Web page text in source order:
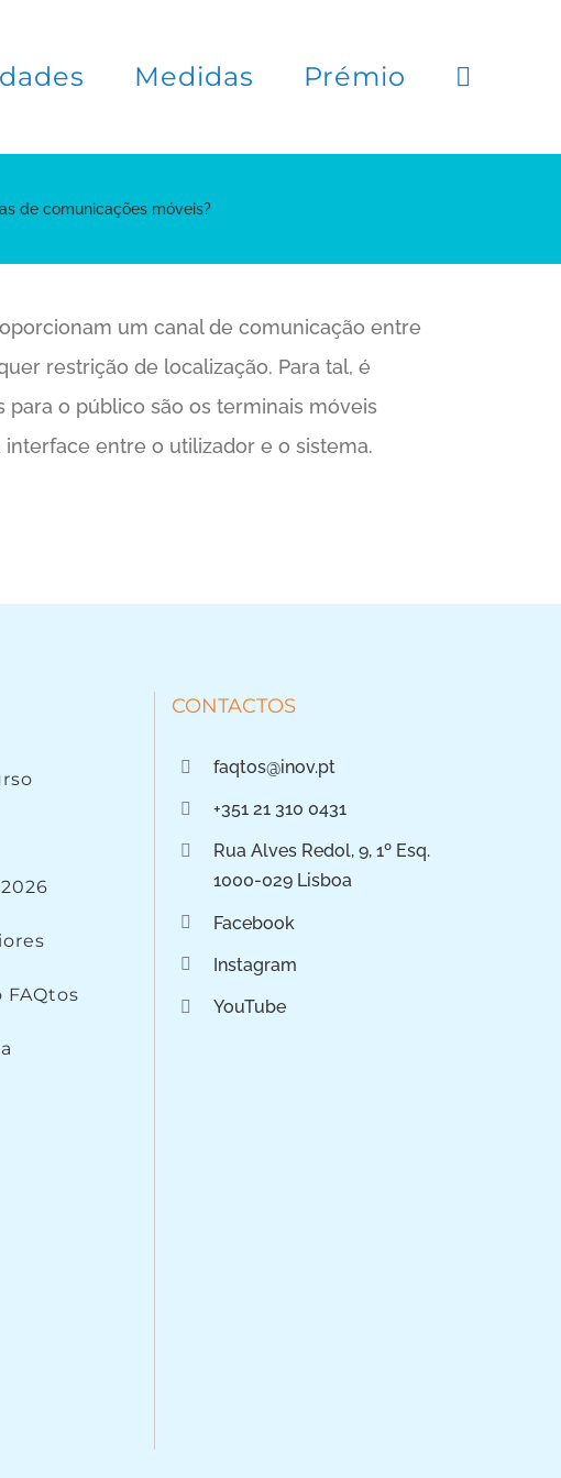
Medidas Prémio
de comunicações móveis?
um canal de comunicação entre
restrição de localização. Para tal, é
o público são os terminais móveis
entre o utilizador e o sistema.
FAQtos
CONTACTOS
faqtos@inov.pt
+351 21 310 0431
Rua Alves Redol, 9, 1º Esq.
1000-029 Lisboa
Facebook
Instagram
YouTube